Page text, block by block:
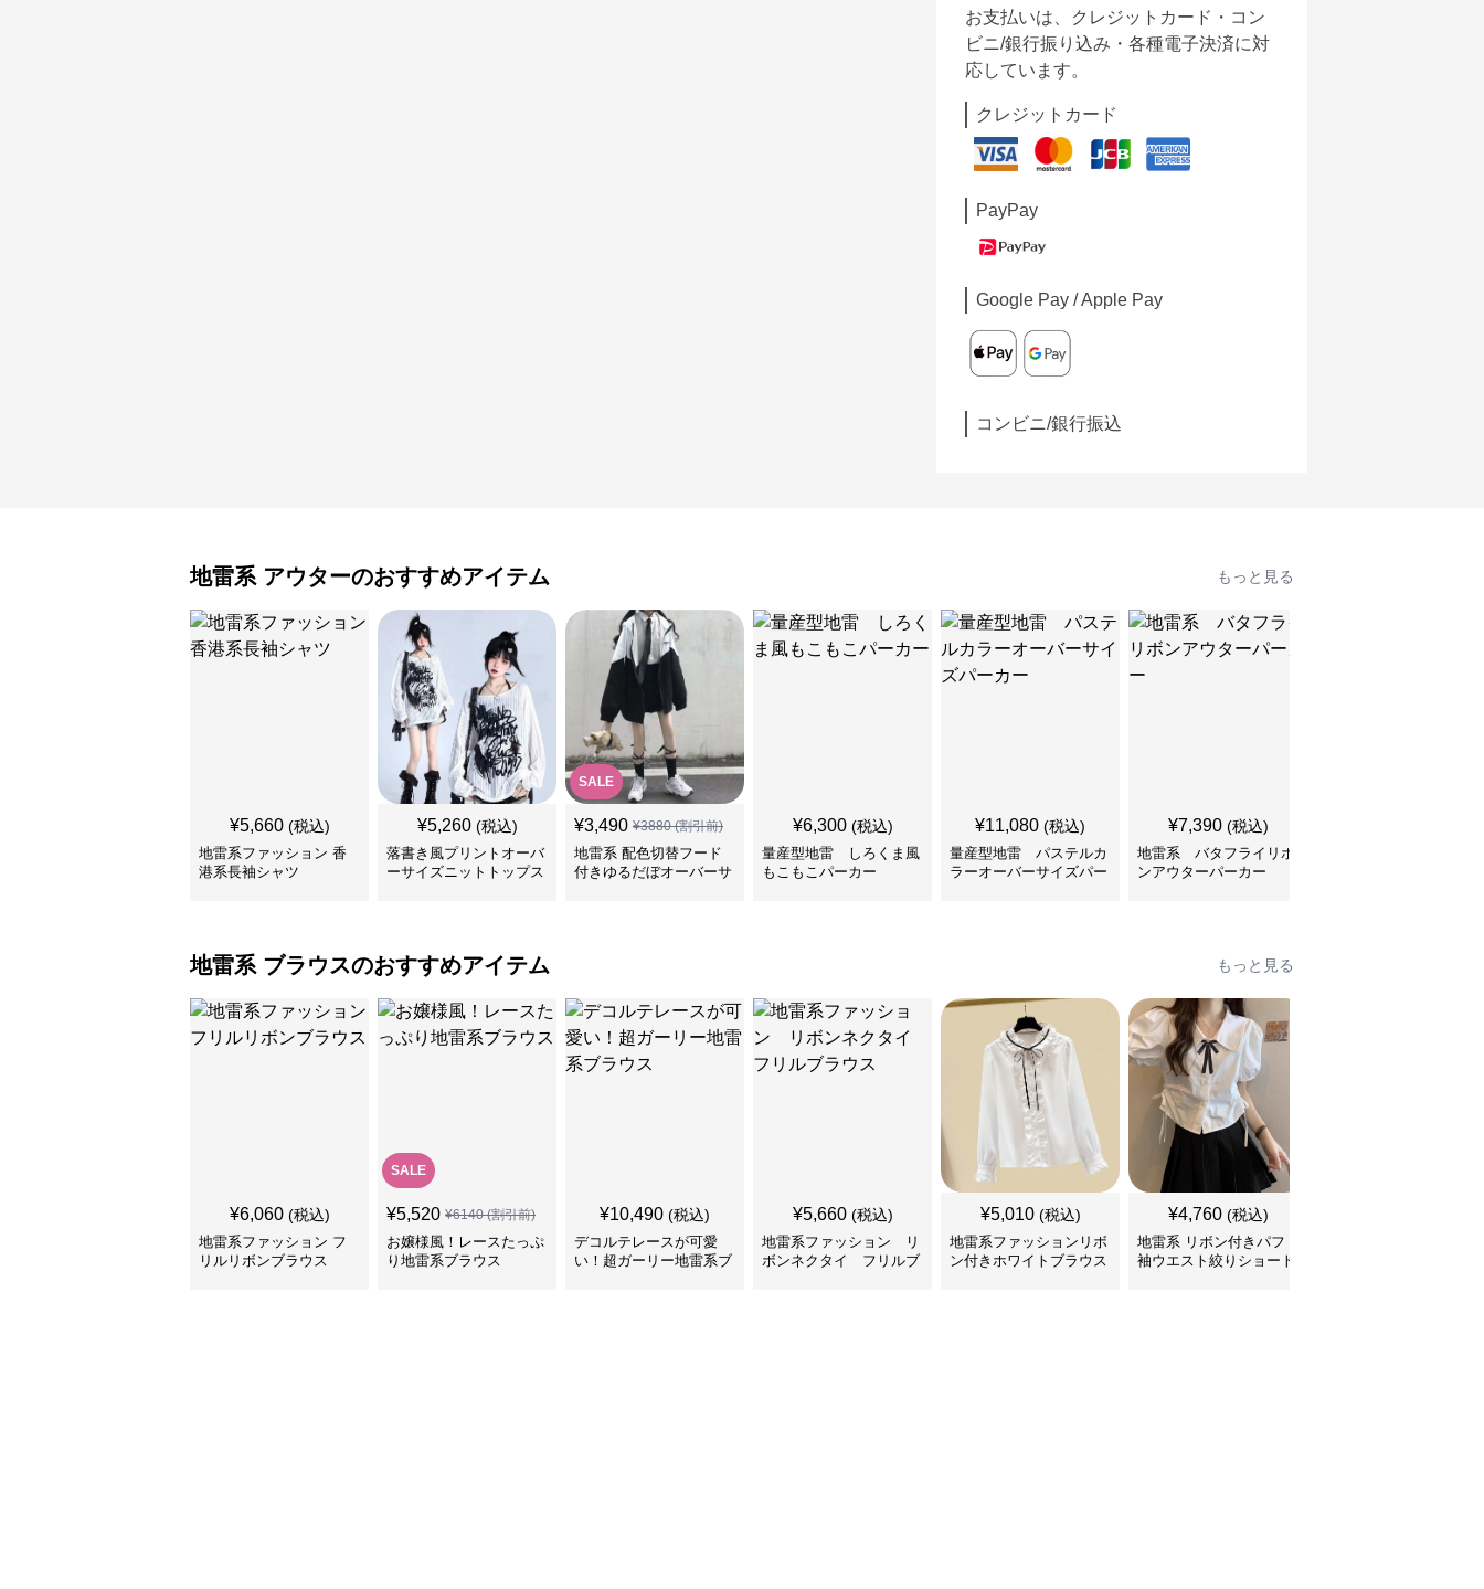
お支払いは、クレジットカード・コン
ビニ/銀行振り込み・各種電子決済に対
応しています。
クレジットカード
PayPay
Google Pay / Apple Pay
コンビニ/銀行振込
地雷系 アウターのおすすめアイテム もっと見る
¥5,660 (税込)
地雷系ファッション 香
港系長袖シャツ
¥5,260 (税込)
落書き風プリントオーバ
ーサイズニットトップス
SALE
¥3,490 ¥3880(割引前)
地雷系 配色切替フード
付きゆるだぼオーバーサ
¥6,300 (税込)
量産型地雷 しろくま風
もこもこパーカー
¥11,080 (税込)
量産型地雷 パステルカ
ラーオーバーサイズパー
¥7,390 (税込)
地雷系 バタフライリボ
ンアウターパーカー
地雷系 ブラウスのおすすめアイテム もっと見る
¥6,060 (税込)
地雷系ファッション フ
リルリボンブラウス
SALE
¥5,520 ¥6140(割引前)
お嬢様風！レースたっぷ
り地雷系ブラウス
¥10,490 (税込)
デコルテレースが可愛
い！超ガーリー地雷系ブ
¥5,660 (税込)
地雷系ファッション リ
ボンネクタイ フリルブ
¥5,010 (税込)
地雷系ファッションリボ
ン付きホワイトブラウス
¥4,760 (税込)
地雷系 リボン付きパフ
袖ウエスト絞りショート